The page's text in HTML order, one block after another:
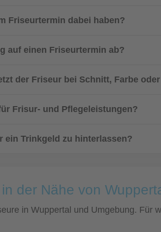
Friseurtermin dabei haben?
auf einen Friseurtermin ab?
der Friseur bei Schnitt, Farbe
Frisur- und Pflegeleistungen?
ein Trinkgeld zu hinterlassen?
der Nähe von
in Wuppertal und Umgebung. Für